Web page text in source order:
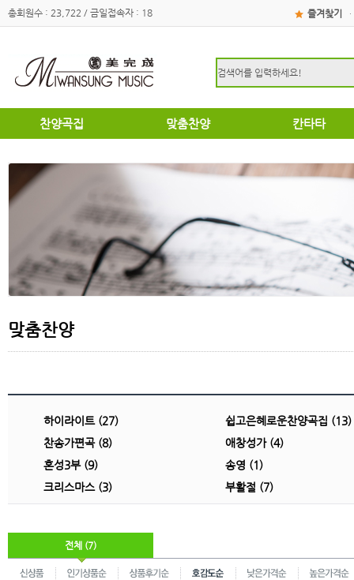
총회원수 : 23,722 / 금일접속자 : 18 즐겨찾기 ·
찬양곡집
쉽고은혜로운찬양곡집
명성가 / 애창성가
복음성가합창편곡집
우리가락 찬양곡집
절기별성가
혼성3부
여성성가
맞춤찬양
쉽고은혜로운찬양곡집
찬송가편곡
애창성가
명성가/복음성가합창편곡
절기별성가/국악성가
혼성3부
송영
특별찬양곡집
칸타타
맞춤찬양
하이라이트 (27)
쉽고은혜로운찬양곡집 (13)
찬송가편곡 (8)
애창성가 (4)
혼성3부 (9)
송영 (1)
크리스마스 (3)
부활절 (7)
전체 (7)